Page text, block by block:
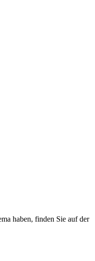
haben, finden Sie auf der